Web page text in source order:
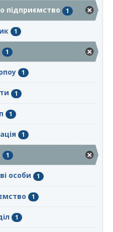
підприємство 1
1
1
1
1
1
1
1
особи 1
1
1